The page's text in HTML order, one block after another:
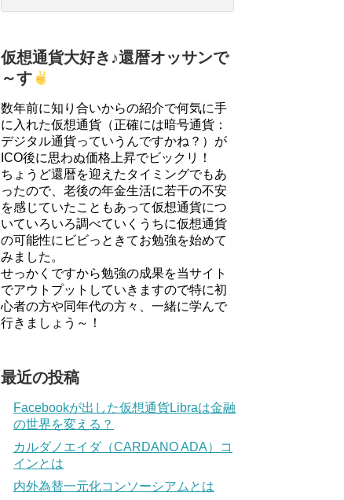
仮想通貨大好き♪還暦オッサンで
～す
数年前に知り合いからの紹介で何気に手
に入れた仮想通貨（正確には暗号通貨：
デジタル通貨っていうんですかね？）が
ICO後に思わぬ価格上昇でビックリ！
ちょうど還暦を迎えたタイミングでもあ
ったので、老後の年金生活に若干の不安
を感じていたこともあって仮想通貨につ
いていろいろ調べていくうちに仮想通貨
の可能性にビビっときてお勉強を始めて
みました。
せっかくですから勉強の成果を当サイト
でアウトプットしていきますので特に初
心者の方や同年代の方々、一緒に学んで
行きましょう～！
最近の投稿
Facebookが出した仮想通貨Libraは金融
の世界を変える？
カルダノエイダ（CARDANO ADA）コ
インとは
内外為替一元化コンソーシアムとは